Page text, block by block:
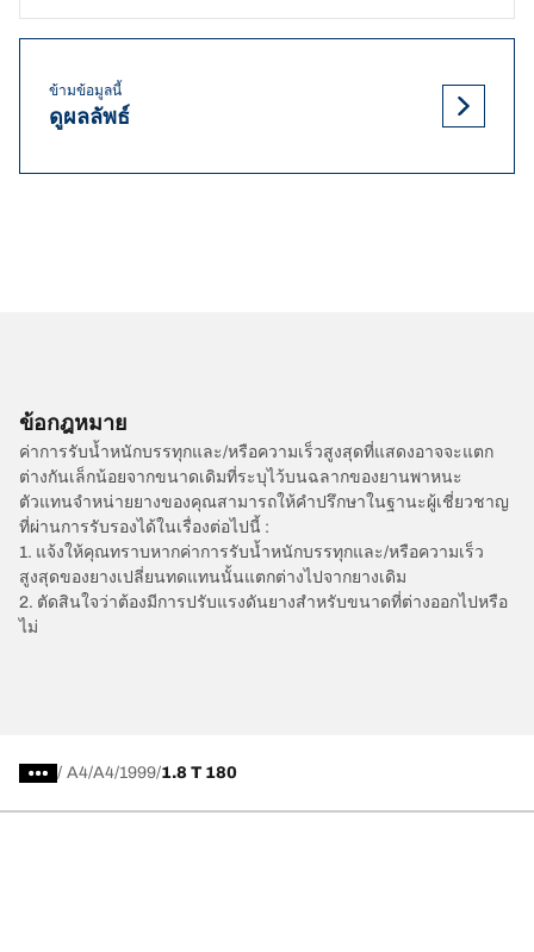
ข้ามข้อมูลนี้
ดูผลลัพธ์
ข้อกฎหมาย
ค่าการรับน้ำหนักบรรทุกและ/หรือความเร็วสูงสุดที่แสดงอาจจะแตก
ต่างกันเล็กน้อยจากขนาดเดิมที่ระบุไว้บนฉลากของยานพาหนะ
ตัวแทนจำหน่ายยางของคุณสามารถให้คำปรึกษาในฐานะผู้เชี่ยวชาญ
ที่ผ่านการรับรองได้ในเรื่องต่อไปนี้ :
1. แจ้งให้คุณทราบหากค่าการรับน้ำหนักบรรทุกและ/หรือความเร็ว
สูงสุดของยางเปลี่ยนทดแทนนั้นแตกต่างไปจากยางเดิม
2. ตัดสินใจว่าต้องมีการปรับแรงดันยางสำหรับขนาดที่ต่างออกไปหรือ
ไม่
/ A4 A4 1999 1.8 T 180